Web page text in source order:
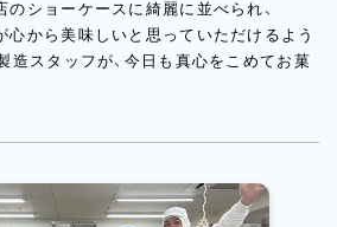
ショーケースに綺麗に並べられ、
心から美味しいと思っていただけるよう
造スタッフが、今日も真心をこめてお菓